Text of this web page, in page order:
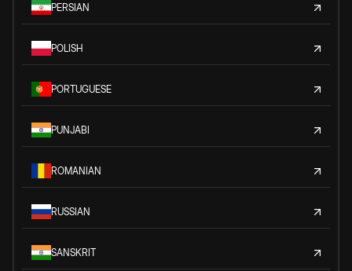
PERSIAN
POLISH
PORTUGUESE
PUNJABI
ROMANIAN
RUSSIAN
SANSKRIT